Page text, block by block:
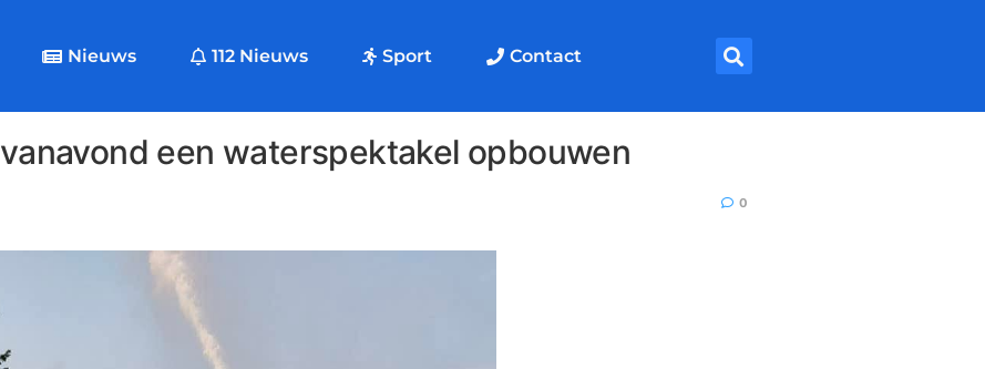
Nieuws 112 Nieuws Sport Contact
een waterspektakel opbouwen
0